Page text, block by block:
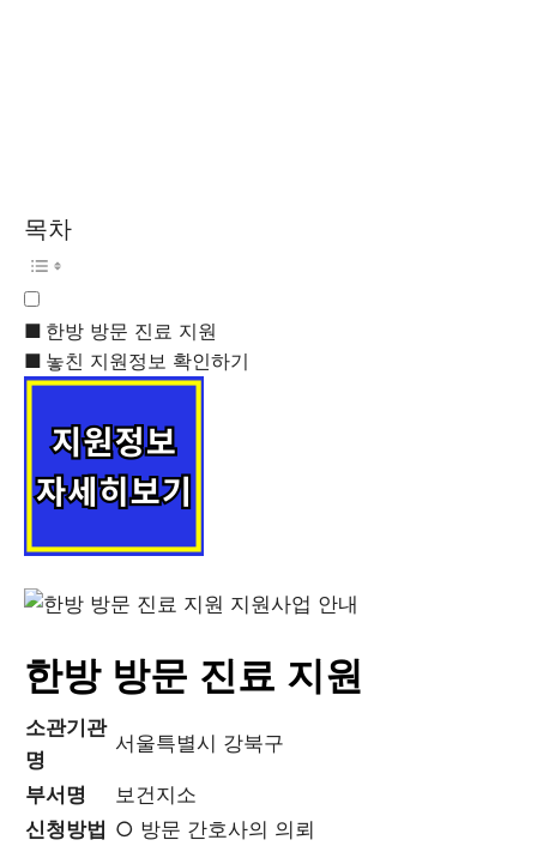
목차
한방 방문 진료 지원
놓친 지원정보 확인하기
한방 방문 진료 지원
소관기관
명
서울특별시 강북구
부서명
보건지소
신청방법 ○ 방문 간호사의 의뢰